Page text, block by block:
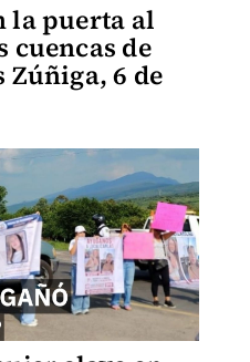
la puerta al
cuencas de
Zúñiga, 6 de